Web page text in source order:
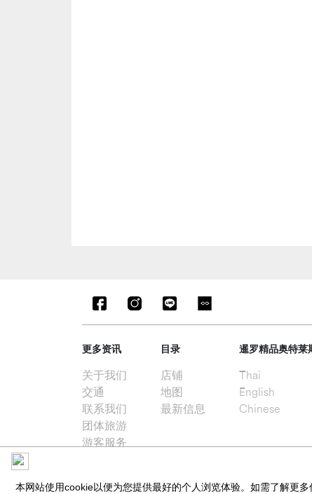
更多资讯
关于我们
交通
联系我们
团体旅游
游客服务
目录
店铺
地图
最新信息
暹罗精品奥特莱
Thai
English
Chinese
版权所有©Siam Piwat -Simon有限公司保留所有权
本网站使用cookie以便为您提供最好的个人浏览体验。如需了解更